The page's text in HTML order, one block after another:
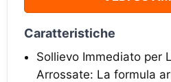
Caratteristiche
Sollievo Immediato per
Arrossate: La formula